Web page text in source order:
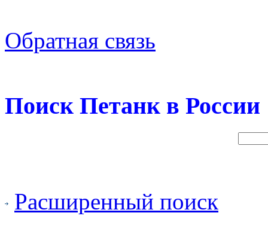
Обратная связь
Поиск Петанк в России
Расширенный поиск